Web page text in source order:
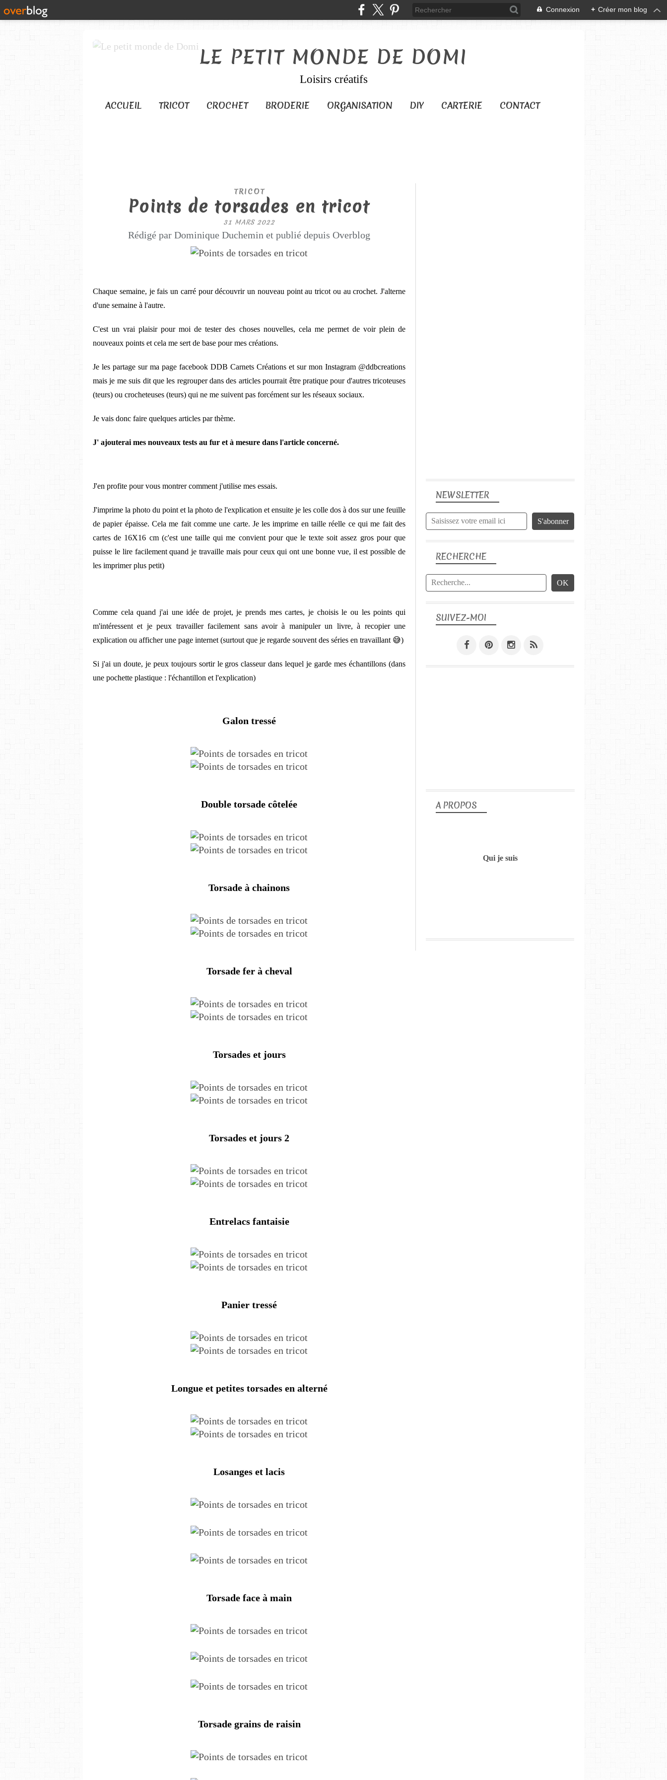
Connexion + Créer mon blog
LE PETIT MONDE DE DOMI
Loisirs créatifs
ACCUEIL TRICOT CROCHET BRODERIE ORGANISATION DIY CARTERIE CONTACT
TRICOT
Points de torsades en tricot
31 MARS 2022
Rédigé par Dominique Duchemin et publié depuis Overblog
Chaque semaine, je fais un carré pour découvrir un nouveau point au tricot ou au crochet. J'alterne
d'une semaine à l'autre.
C'est un vrai plaisir pour moi de tester des choses nouvelles, cela me permet de voir plein de
nouveaux points et cela me sert de base pour mes créations.
Je les partage sur ma page facebook DDB Carnets Créations et sur mon Instagram @ddbcreations
mais je me suis dit que les regrouper dans des articles pourrait être pratique pour d'autres tricoteuses
(teurs) ou crocheteuses (teurs) qui ne me suivent pas forcément sur les réseaux sociaux.
Je vais donc faire quelques articles par thème.
J' ajouterai mes nouveaux tests au fur et à mesure dans l'article concerné.
J'en profite pour vous montrer comment j'utilise mes essais.
J'imprime la photo du point et la photo de l'explication et ensuite je les colle dos à dos sur une feuille
de papier épaisse. Cela me fait comme une carte. Je les imprime en taille réelle ce qui me fait des
cartes de 16X16 cm (c'est une taille qui me convient pour que le texte soit assez gros pour que
puisse le lire facilement quand je travaille mais pour ceux qui ont une bonne vue, il est possible de
les imprimer plus petit)
Comme cela quand j'ai une idée de projet, je prends mes cartes, je choisis le ou les points qui
m'intéressent et je peux travailler facilement sans avoir à manipuler un livre, à recopier une
explication ou afficher une page internet (surtout que je regarde souvent des séries en travaillant 😅)
Si j'ai un doute, je peux toujours sortir le gros classeur dans lequel je garde mes échantillons (dans
une pochette plastique : l'échantillon et l'explication)
Galon tressé
Double torsade côtelée
Torsade à chainons
Torsade fer à cheval
Torsades et jours
Torsades et jours 2
Entrelacs fantaisie
Panier tressé
Longue et petites torsades en alterné
Losanges et lacis
Torsade face à main
Torsade grains de raisin
NEWSLETTER
SUIVEZ-MOI
RECHERCHE
A PROPOS
Qui je suis